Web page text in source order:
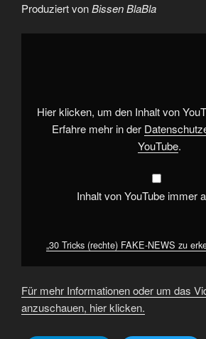
Produziert vonBissen BlaBla
„30
von
YouTube
anzeigen
Hier klicken, um den Inhalt von
Erfahre mehr in der
YouTube.
Inhalt von YouTube immer
„30 Tricks (rechte) FAKE-NEWS zu
Für mehr Informationen oder um das
anzuschauen, hier klicken.